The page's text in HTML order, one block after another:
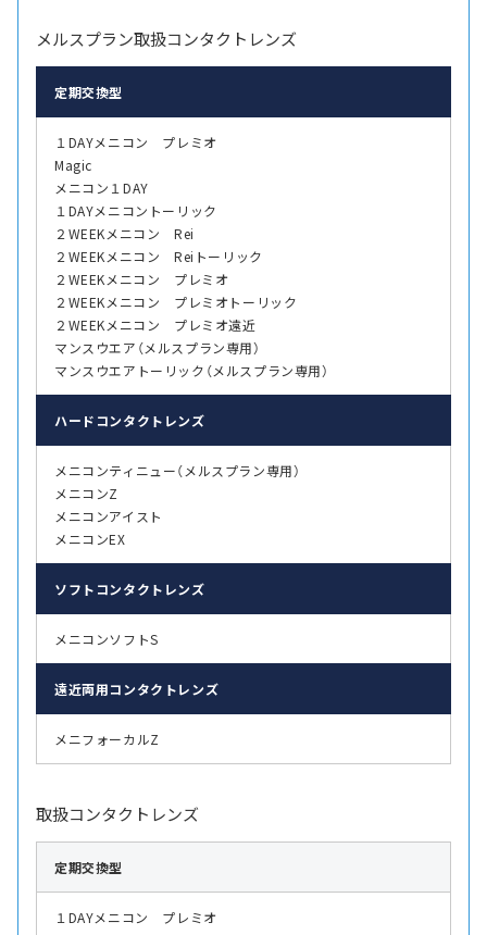
メルスプラン取扱コンタクトレンズ
定期交換型
１DAYメニコン プレミオ
Magic
メニコン１DAY
１DAYメニコントーリック
２WEEKメニコン Rei
２WEEKメニコン Reiトーリック
２WEEKメニコン プレミオ
２WEEKメニコン プレミオトーリック
２WEEKメニコン プレミオ遠近
マンスウエア（メルスプラン専用）
マンスウエアトーリック（メルスプラン専用）
ハード コンタクトレンズ
メニコンティニュー（メルスプラン専用）
メニコンZ
メニコンアイスト
メニコンEX
ソフト コンタクトレンズ
メニコンソフトS
遠近両用コンタクトレンズ
メニフォーカルZ
取扱コンタクトレンズ
定期交換型
１DAYメニコン プレミオ